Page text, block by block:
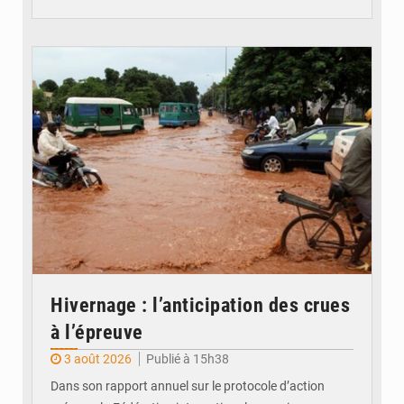
Hivernage : l’anticipation des crues
à l’épreuve
3 août 2026
Publié à 15h38
Dans son rapport annuel sur le protocole d’action